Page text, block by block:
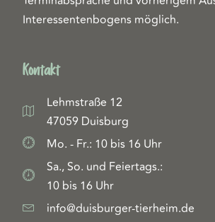
Interessentenbogens möglich.
Kontakt
Lehmstraße 12
47059 Duisburg
Mo. - Fr.: 10 bis 16 Uhr
Sa., So. und Feiertags.:
10 bis 16 Uhr
info@duisburger-tierheim.de